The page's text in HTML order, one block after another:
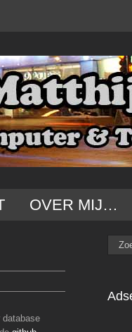
OVER MIJ…
database
naar: